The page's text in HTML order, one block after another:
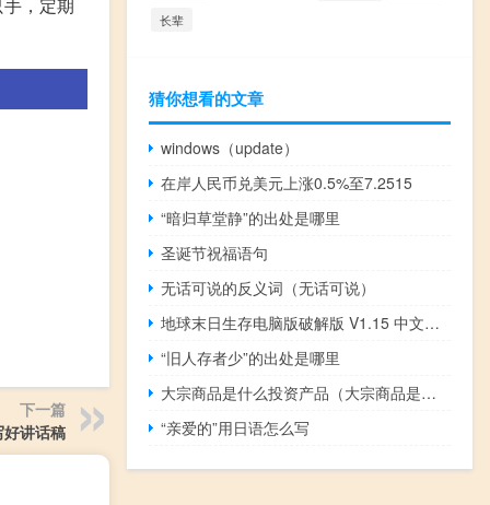
，定期
下一篇
讲话稿
长辈
猜你想看的文章
windows（update）
在岸人民币兑美元上涨0.5%至7.2515
“暗归草堂静”的出处是哪里
圣诞节祝福语句
无话可说的反义词（无话可说）
地球末日生存电脑版破解版 V1.15 中文免费版（地球末日生存电脑版破解版 V1.15 中文免费版功能简介）
“旧人存者少”的出处是哪里
大宗商品是什么投资产品（大宗商品是什么）
“亲爱的”用日语怎么写